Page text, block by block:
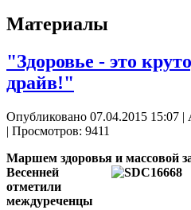
Материалы
"Здоровье - это
драйв!"
Опубликовано 07.04.2015 15:07 |
| Просмотров: 9411
Маршем здоровья и массовой
Весенней
отметили
междуреченцы